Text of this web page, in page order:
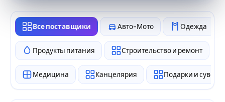
Все поставщики Авто-Мото Одежда
Продукты питания Строительство и ремонт
Медицина Канцелярия Подарки и